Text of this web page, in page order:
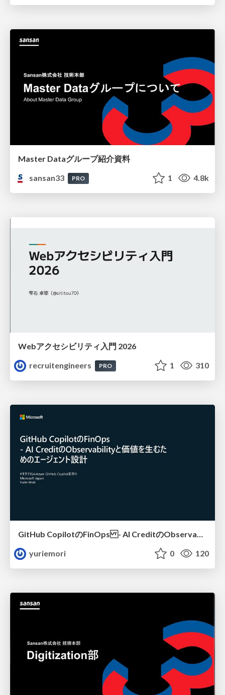
Master Dataグループ紹介資料
sansan33
PRO 1 4.8k
Webアクセシビリティ入門 2026
recruitengineers
PRO 1 310
yuriemori
0 120